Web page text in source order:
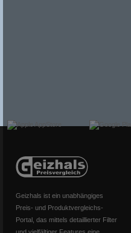
Geizhals ist ein unabhängiges
Preis- und Produktvergleichs-
Portal, das mittels detaillierter Filter